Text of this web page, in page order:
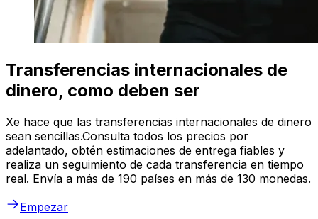
Transferencias internacionales de
dinero, como deben ser
Xe hace que las transferencias internacionales de dinero
sean sencillas.Consulta todos los precios por
adelantado, obtén estimaciones de entrega fiables y
realiza un seguimiento de cada transferencia en tiempo
real. Envía a más de 190 países en más de 130 monedas.
Empezar